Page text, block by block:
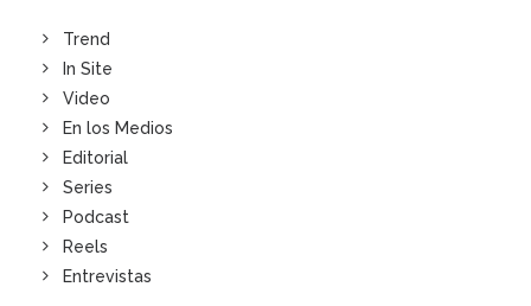
Trend
In Site
Video
En los Medios
Editorial
Series
Podcast
Reels
Entrevistas